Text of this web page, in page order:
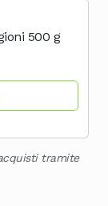
500 g
tramite